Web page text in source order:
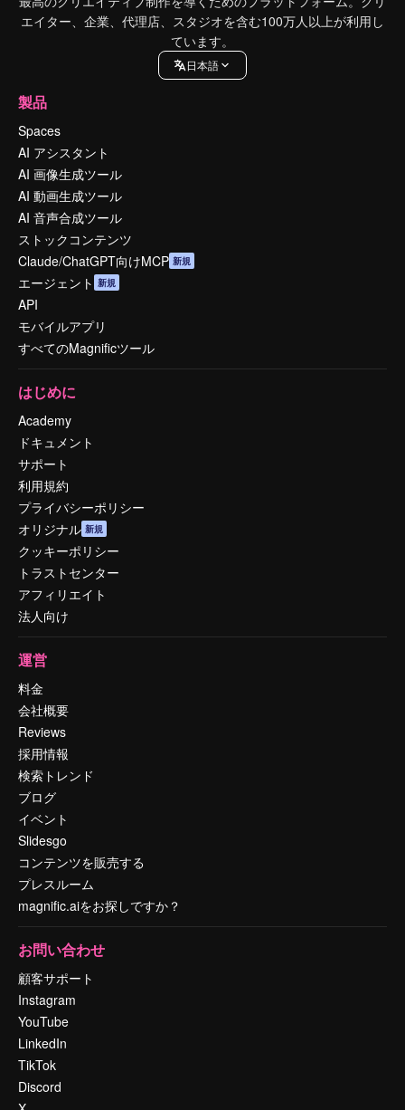
エイター、企業、代理店、スタジオを含む100万人以上が利用し
ています。
日本語
製品
Spaces
AI アシスタント
AI 画像生成ツール
AI 動画生成ツール
AI 音声合成ツール
ストックコンテンツ
Claude/ChatGPT向けMCP 新規
エージェント 新規
API
モバイルアプリ
すべてのMagnificツール
はじめに
Academy
ドキュメント
サポート
利用規約
プライバシーポリシー
オリジナル 新規
クッキーポリシー
トラストセンター
アフィリエイト
法人向け
運営
料金
会社概要
Reviews
採用情報
検索トレンド
ブログ
イベント
Slidesgo
コンテンツを販売する
プレスルーム
magnific.aiをお探しですか？
お問い合わせ
顧客サポート
Instagram
YouTube
LinkedIn
TikTok
Discord